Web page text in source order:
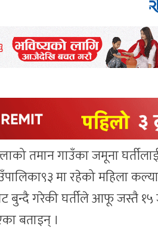
तमान गाउँका जमूना
मा रहेको महिला
बुन्दै गरेकी घर्तीले आफू जस्तै १५
बताइन् ।